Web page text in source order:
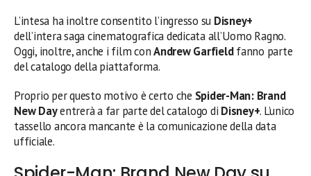
L’intesa ha inoltre consentito l’ingresso su Disney+
dell’intera saga cinematografica dedicata all’Uomo Ragno.
Oggi, inoltre, anche i film conAndrew Garfieldfanno parte
del catalogo della piattaforma.
Proprio per questo motivo è certo che Spider-Man: Brand
New Dayentrerà a far parte del catalogo di Disney+. L’unico
tassello ancora mancante è la comunicazione della data
ufficiale.